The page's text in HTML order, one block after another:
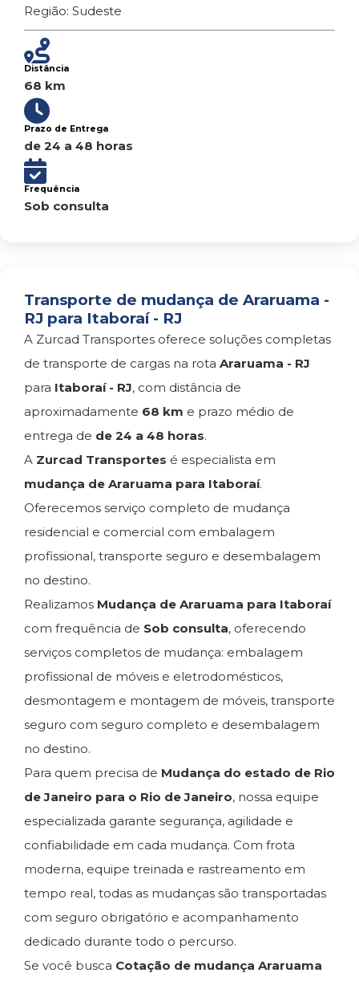
Região: Sudeste
Distância
68 km
Prazo de Entrega
de 24 a 48 horas
Frequência
Sob consulta
Transporte de mudança de Araruama -
RJ para Itaboraí - RJ
A Zurcad Transportes oferece soluções completas
de transporte de cargas na rota Araruama - RJ
para Itaboraí - RJ, com distância de
aproximadamente 68 km e prazo médio de
entrega de de 24 a 48 horas.
A Zurcad Transportes é especialista em
mudança de Araruama para Itaboraí.
Oferecemos serviço completo de mudança
residencial e comercial com embalagem
profissional, transporte seguro e desembalagem
no destino.
Realizamos Mudança de Araruama para Itaboraí
com frequência de Sob consulta, oferecendo
serviços completos de mudança: embalagem
profissional de móveis e eletrodomésticos,
desmontagem e montagem de móveis, transporte
seguro com seguro completo e desembalagem
no destino.
Para quem precisa de Mudança do estado de Rio
de Janeiro para o Rio de Janeiro, nossa equipe
especializada garante segurança, agilidade e
confiabilidade em cada mudança. Com frota
moderna, equipe treinada e rastreamento em
tempo real, todas as mudanças são transportadas
com seguro obrigatório e acompanhamento
dedicado durante todo o percurso.
Se você busca Cotação de mudança Araruama